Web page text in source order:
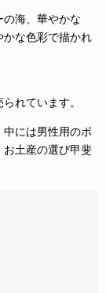
海、華やかな
かな色彩で描かれ
れています。
には男性用のポ
お土産の選び甲斐